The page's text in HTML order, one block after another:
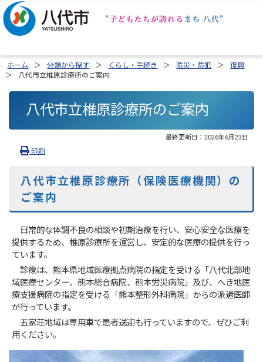
ホーム 分類から探す くらし・手続き 防災・防犯
復興
八代市立椎原診療所のご案内
八代市立椎原診療所のご案内
最終更新日： 2026年6月23日
印刷
八代市立椎原診療所（保険医療機関）の
ご案内
日常的な体調不良の相談や初期治療を行い、安心安全な医療を
提供するため、椎原診療所を運営し、安定的な医療の提供を行っ
ています。
診療は、熊本県地域医療拠点病院の指定を受ける「八代北部地
域医療センター、熊本総合病院、熊本労災病院」及び、へき地医
療支援病院の指定を受ける「熊本整形外科病院」からの派遣医師
が行っています。
五家荘地域は専用車で患者送迎も行っていますので、ぜひご利
用ください。